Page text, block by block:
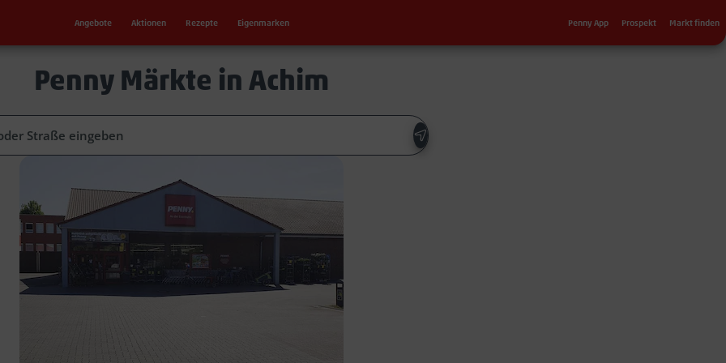
Angebote Aktionen Rezepte Eigenmarken Sekundärnavigation
Penny App Prospekt Markt finden
Penny Märkte in Achim